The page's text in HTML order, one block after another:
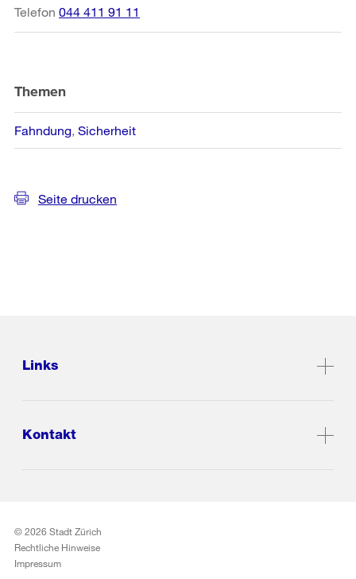
Telefon 044 411 91 11
Themen
Fahndung Sicherheit
Seite drucken
Links
Kontakt
© 2026 Stadt Zürich
Rechtliche Hinweise
Impressum